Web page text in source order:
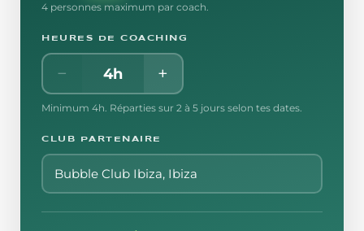
4 personnes maximum par coach.
HEURES DE COACHING
− 4h +
Minimum 4h. Réparties sur 2 à 5 jours selon tes dates.
CLUB PARTENAIRE
Bubble Club Ibiza, Ibiza